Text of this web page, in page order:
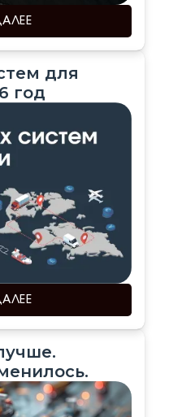
для
год